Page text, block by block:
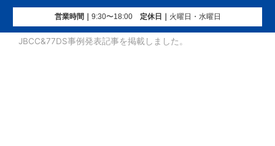
営業時間｜ 9:30〜18:00定休⽇｜ 火曜⽇・水曜⽇
イエステーション»投稿トップ»お知らせ»キントーク
JBCC&77DS事例発表記事を掲載しました。